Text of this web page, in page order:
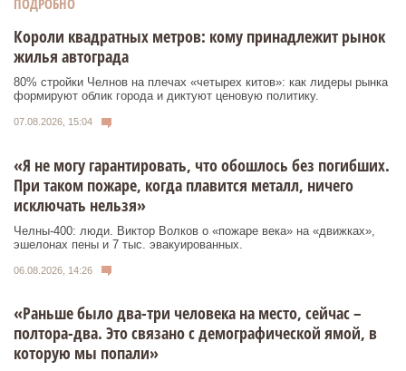
Короли квадратных метров: кому принадлежит рынок
жилья автограда
80% стройки Челнов на плечах «четырех китов»: как лидеры рынка
формируют облик города и диктуют ценовую политику.
07.08.2026, 15:04
«Я не могу гарантировать, что обошлось без погибших.
При таком пожаре, когда плавится металл, ничего
исключать нельзя»
Челны-400: люди. Виктор Волков о «пожаре века» на «движках»,
эшелонах пены и 7 тыс. эвакуированных.
06.08.2026, 14:26
«Раньше было два-три человека на место, сейчас –
полтора-два. Это связано с демографической ямой, в
которую мы попали»